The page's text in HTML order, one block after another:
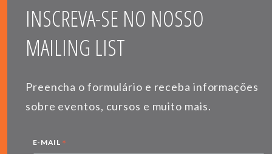
INSCREVA-SE NO NOSSO
MAILING LIST
Preencha o formulário e receba informações
sobre eventos, cursos e muito mais.
E-MAIL *